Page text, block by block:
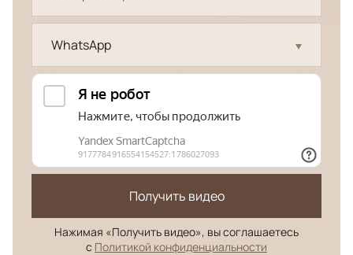
WhatsApp
Получить видео
Нажимая «Получить видео», вы соглашаетесь
с Политикой конфиденциальности